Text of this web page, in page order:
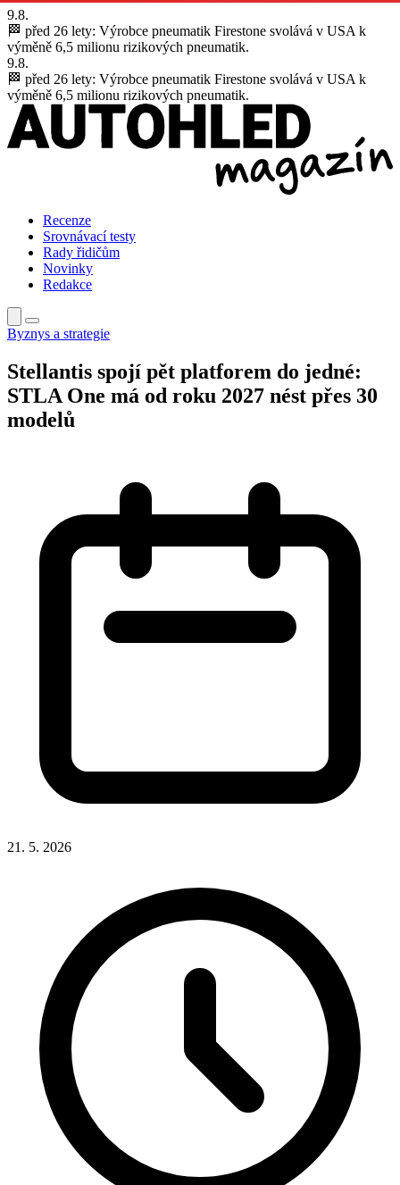
9.8.
🏁 před 26 lety: Výrobce pneumatik Firestone svolává v USA k
výměně 6,5 milionu rizikových pneumatik.
9.8.
🏁 před 26 lety: Výrobce pneumatik Firestone svolává v USA k
výměně 6,5 milionu rizikových pneumatik.
Recenze
Srovnávací testy
Rady řidičům
Novinky
Redakce
Byznys a strategie
Stellantis spojí pět platforem do jedné:
STLA One má od roku 2027 nést přes 30
modelů
21. 5. 2026